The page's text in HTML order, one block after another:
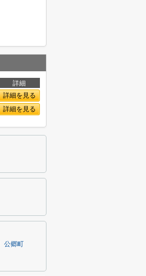
詳細
詳細を見る
詳細を見る
公郷町